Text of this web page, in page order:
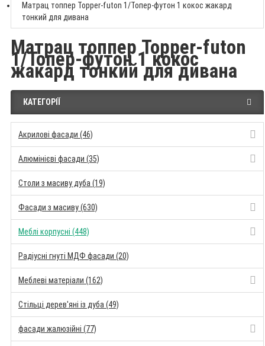
Матрац топпер Topper-futon 1/Топер-футон 1 кокос жакард
тонкий для дивана
Матрац топпер Topper-futon
1/Топер-футон 1 кокос
жакард тонкий для дивана
КАТЕГОРІЇ
Акрилові фасади (46)
Алюмінієві фасади (35)
Столи з масиву дуба (19)
Фасади з масиву (630)
Меблі корпусні (448)
Радіусні гнуті МДФ фасади (20)
Меблеві матеріали (162)
Стільці дерев'яні із дуба (49)
фасади жалюзійні (77)